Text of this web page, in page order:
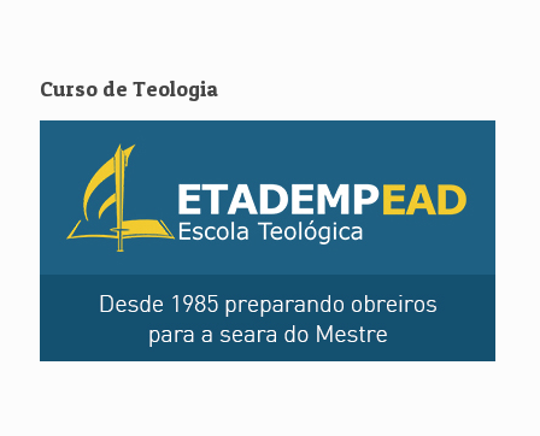
Curso de Teologia